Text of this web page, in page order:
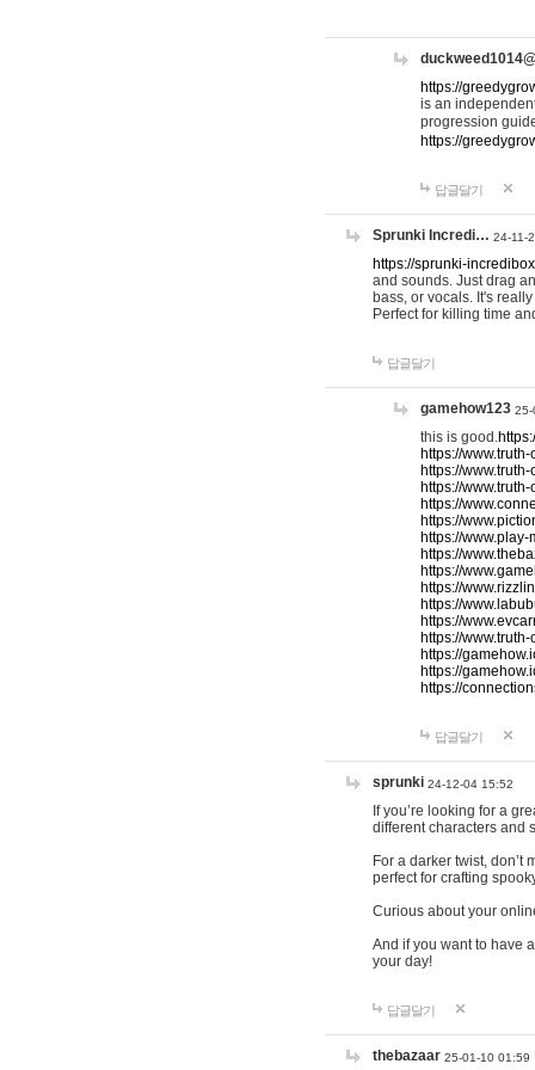
https://
is an
progression
https://
답글달기
Sprunki Incredi… 24-11-
https://sprunki-
and sounds. Just drag
bass, or vocals. It's
Perfect for killing time
답글달기
gamehow123 25-
this is good.
https://
https://
https://
https://
https://
https://
https://
https://
https://
https://
https://
https://
https://
https://
https://
답글달기
sprunki 24-12-04 15:52
If you’re looking for a
different characters and
For a darker twist, don’t
perfect for crafting
Curious about your
And if you want to have
your day!
답글달기
thebazaar 25-01-10 01:59